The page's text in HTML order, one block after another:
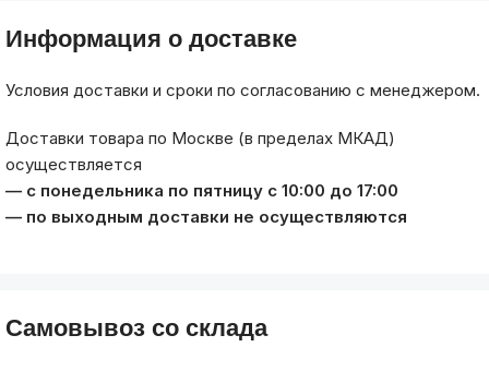
Информация о доставке
Условия доставки и сроки по согласованию с менеджером.
Доставки товара по Москве (в пределах МКАД)
осуществляется
— с понедельника по пятницу с 10:00 до 17:00
— по выходным доставки не осуществляются
Самовывоз со склада